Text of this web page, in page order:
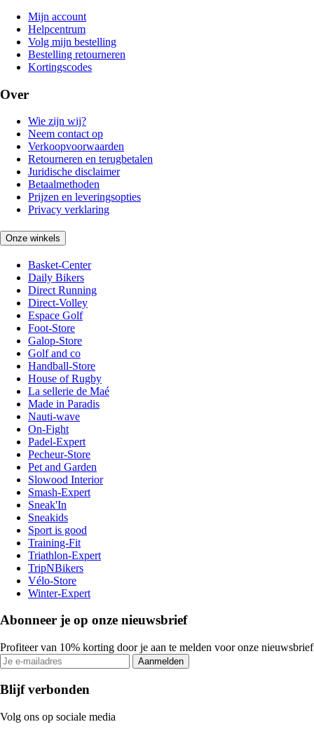
Mijn account
Helpcentrum
Volg mijn bestelling
Bestelling retourneren
Kortingscodes
Over
Wie zijn wij?
Neem contact op
Verkoopvoorwaarden
Retourneren en terugbetalen
Juridische disclaimer
Betaalmethoden
Prijzen en leveringsopties
Privacy verklaring
Onze winkels
Basket-Center
Daily Bikers
Direct Running
Direct-Volley
Espace Golf
Foot-Store
Galop-Store
Golf and co
Handball-Store
House of Rugby
La sellerie de Maé
Made in Paradis
Nauti-wave
On-Fight
Padel-Expert
Pecheur-Store
Pet and Garden
Slowood Interior
Smash-Expert
Sneak'In
Sneakids
Sport is good
Training-Fit
Triathlon-Expert
TripNBikers
Vélo-Store
Winter-Expert
Abonneer je op onze nieuwsbrief
Profiteer van 10% korting door je aan te melden voor onze nieuwsbrief
Aanmelden
Blijf verbonden
Volg ons op sociale media